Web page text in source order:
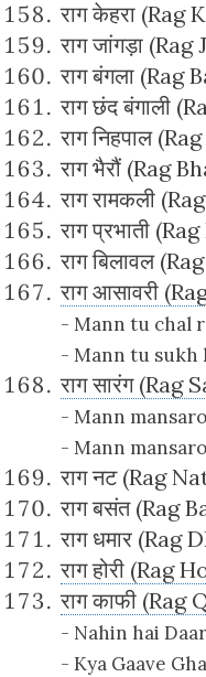
राग केहरा (Rag
राग जांगड़ा
राग बंगला (Rag
राग छंद बंगाली
राग निहपाल
राग भैरौं (Rag
राग रामकली
राग प्रभाती
राग बिलावल
राग आसावरी
- Mann tu chal
- Mann tu sukh
राग सारंग (Rag
- Mann
- Mann
राग नट (Rag
राग बसंत (Rag
राग धमार (Rag
राग होरी (Rag
राग काफी (Rag
- Nahin hai
- Kya Gaave